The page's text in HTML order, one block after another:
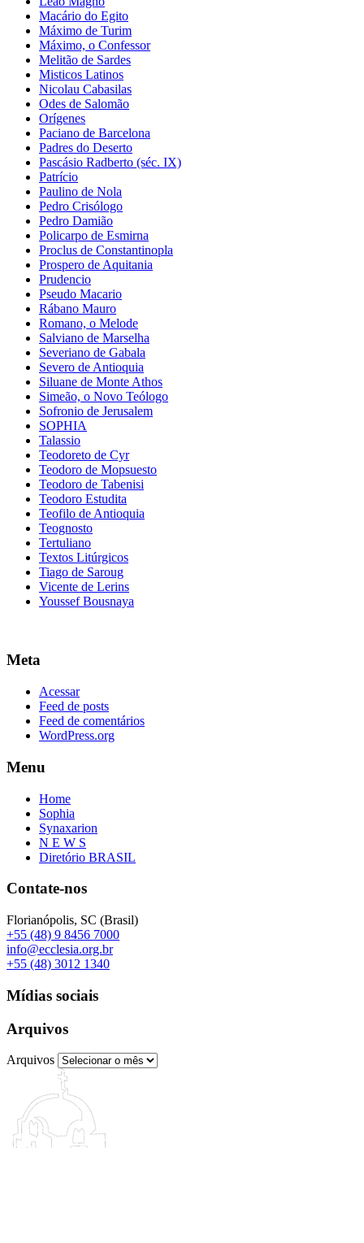
Macário do Egito
Máximo de Turim
Máximo, o Confessor
Melitão de Sardes
Misticos Latinos
Nicolau Cabasilas
Odes de Salomão
Orígenes
Paciano de Barcelona
Padres do Deserto
Pascásio Radberto (séc. IX)
Patrício
Paulino de Nola
Pedro Crisólogo
Pedro Damião
Policarpo de Esmirna
Proclus de Constantinopla
Prospero de Aquitania
Prudencio
Pseudo Macario
Rábano Mauro
Romano, o Melode
Salviano de Marselha
Severiano de Gabala
Severo de Antioquia
Siluane de Monte Athos
Simeão, o Novo Teólogo
Sofronio de Jerusalem
SOPHIA
Talassio
Teodoreto de Cyr
Teodoro de Mopsuesto
Teodoro de Tabenisi
Teodoro Estudita
Teofilo de Antioquia
Teognosto
Tertuliano
Textos Litúrgicos
Tiago de Saroug
Vicente de Lerins
Youssef Bousnaya
Meta
Acessar
Feed de posts
Feed de comentários
WordPress.org
Menu
Home
Sophia
Synaxarion
N E W S
Diretório BRASIL
Contate-nos
Florianópolis, SC (Brasil)
+55 (48) 9 8456 7000
info@ecclesia.org.br
+55 (48) 3012 1340
Mídias sociais
Arquivos
Arquivos